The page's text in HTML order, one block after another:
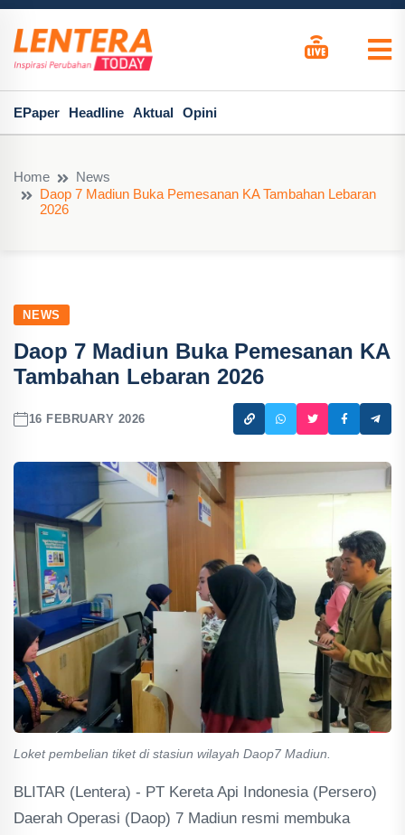
EPaper Headline Aktual Opini
Home
News
Daop 7 Madiun Buka Pemesanan KA Tambahan Lebaran
2026
NEWS
Daop 7 Madiun Buka Pemesanan KA
Tambahan Lebaran 2026
16 FEBRUARY 2026
Loket pembelian tiket di stasiun wilayah Daop7 Madiun.
BLITAR (Lentera) - PT Kereta Api Indonesia (Persero)
Daerah Operasi (Daop) 7 Madiun resmi membuka